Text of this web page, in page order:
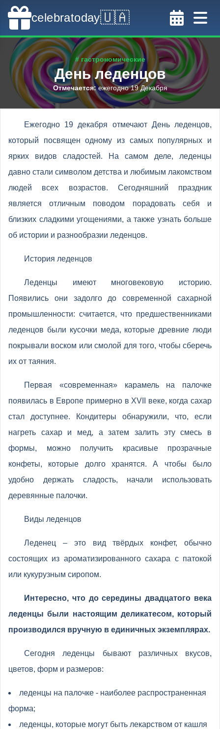
celebratoday🇺🇦
# гастрономические
День леденцов
Отмечается:ежегодно 19 Декабря
Ежегодно 19 декабря отмечают День леденцов,
который посвящен одному из самых популярных и
ярких видов сладостей. На самом деле, леденцы
давно стали символом детства и любимым лакомством
людей всех возрастов. Сегодняшний праздник
является отличным поводом порадовать себя и
близких сладкими угощениями, а также узнать больше
об истории и разнообразии леденцов.
История леденцов
Леденцы имеют многовековую историю.
Появились они задолго до современной сахарной
промышленности: считается, что предшественниками
леденцов были кусочки меда, которые древние люди
покрывали воском или смолой для того, чтобы сберечь
их от таяния.
Первая «современная» карамель на палочке
появилась в Европе примерно в XVII веке, когда сахар
стал доступнее. Кондитеры обнаружили, что, если
нагреть сахар и мед, а затем залить эту смесь в
формы, можно получить красивые прозрачные
конфеты, которые долго хранятся. А чтобы было
удобно держать сладость, начали использовать
деревянные палочки.
Виды леденцов
Леденец – это вид твёрдых конфет, обычно
состоящих из ароматизированного сахара с патокой
или кукурузным сиропом.
Интересно, что до середины двадцатого века
леденцы были настоящим деликатесом, который
производился вручную в единичных экземплярах.
Сегодня леденцы бывают различных вкусов,
цветов, форм и размеров:
леденцы на палочке - наиболее распространенная
форма;
леденцы, которые могут быть лекарством от кашля